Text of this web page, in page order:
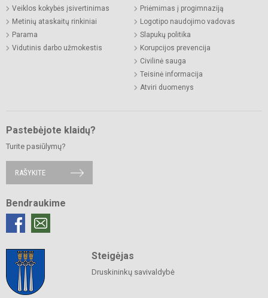
Veiklos kokybės įsivertinimas
Metinių ataskaitų rinkiniai
Parama
Vidutinis darbo užmokestis
Priėmimas į progimnaziją
Logotipo naudojimo vadovas
Slapukų politika
Korupcijos prevencija
Civilinė sauga
Teisinė informacija
Atviri duomenys
Pastebėjote klaidų?
Turite pasiūlymų?
RAŠYKITE
Bendraukime
Steigėjas
Druskininkų savivaldybė